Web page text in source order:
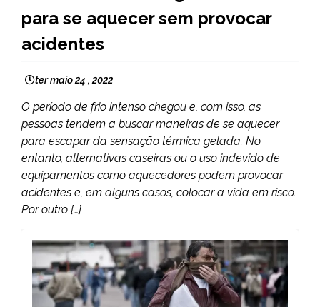
MINAS
NOTÍCIAS
para se aquecer sem provocar
acidentes
ter maio 24 , 2022
O período de frio intenso chegou e, com isso, as
pessoas tendem a buscar maneiras de se aquecer
para escapar da sensação térmica gelada. No
entanto, alternativas caseiras ou o uso indevido de
equipamentos como aquecedores podem provocar
acidentes e, em alguns casos, colocar a vida em risco.
Por outro […]